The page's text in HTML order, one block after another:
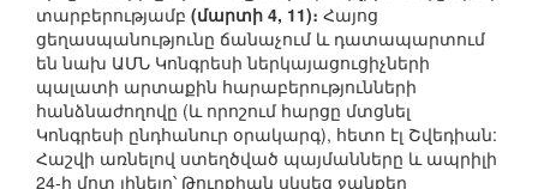
տարբերությամբ (մարտի 4, 11)։ Հայոց
ցեղասպանությունը ճանաչում և դատապարտում
են նախ ԱՄՆ Կոնգրեսի ներկայացուցիչների
պալատի արտաքին հարաբերությունների
հանձնաժողովը (և որոշում հարցը մտցնել
Կոնգրեսի ընդհանուր օրակարգ), հետո էլ Շվեդիան:
Հաշվի առնելով ստեղծված պայմանները և ապրիլի
24-ի մոտ լինելը՝ Թուրքիան սկսեց ջանքեր